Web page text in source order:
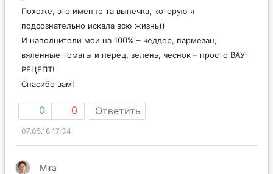
Похоже, это именно та выпечка, которую я
подсознательно искала всю жизнь))
И наполнители мои на 100% – чеддер, пармезан,
вяленные томаты и перец, зелень, чеснок – просто ВАУ-
РЕЦЕПТ!
Спасибо вам!
0 0 Ответить
07.05.18 17:34
Mira